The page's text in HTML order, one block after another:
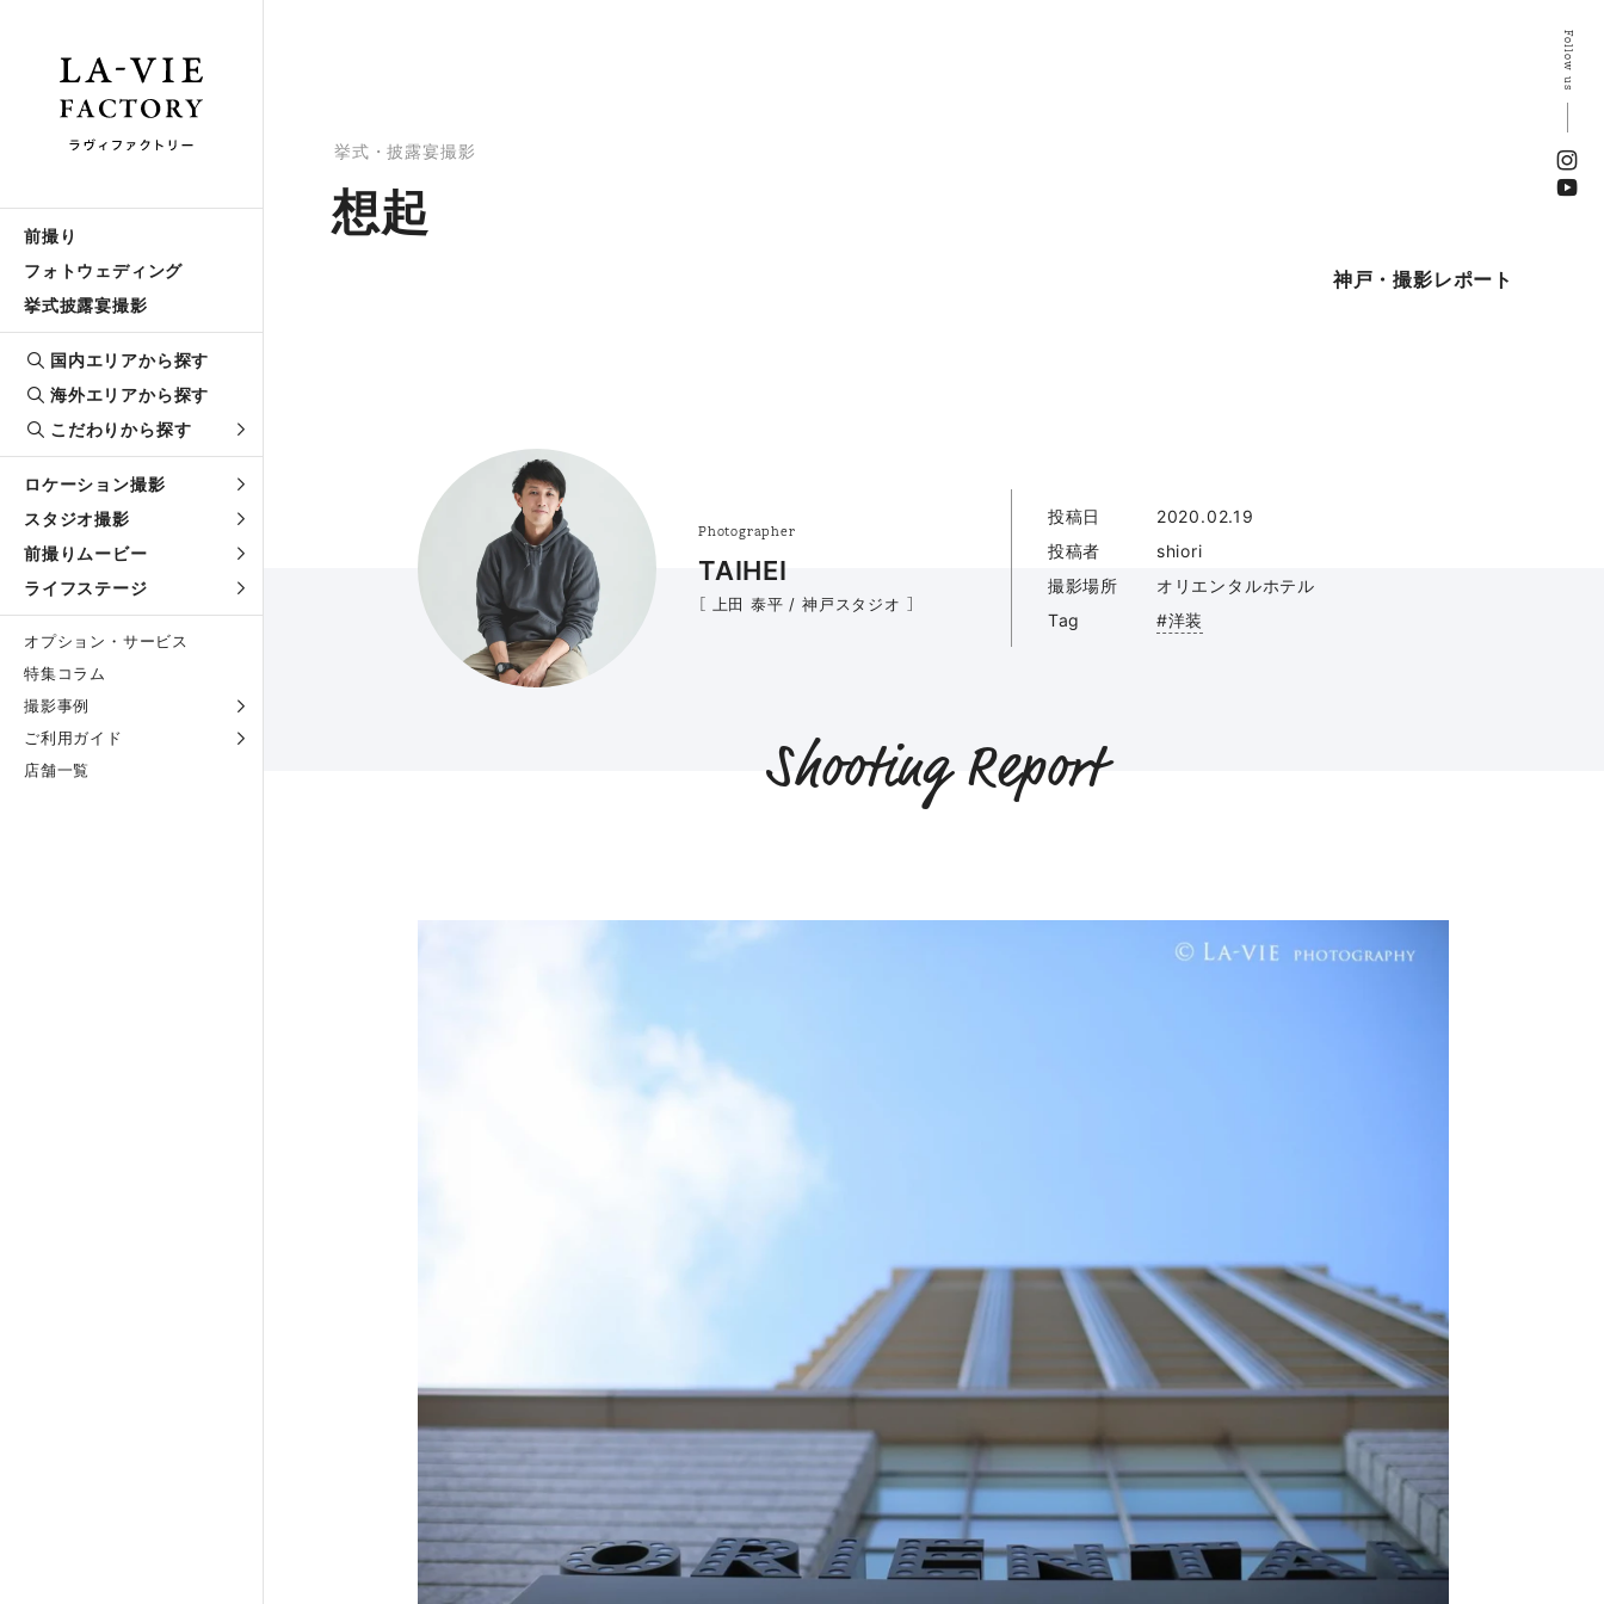
前撮り
フォトウェディング
挙式披露宴撮影
国内エリアから探す
海外エリアから探す
こだわりから探す
ロケーション撮影
スタジオ撮影
前撮りムービー
ライフステージ
オプション・サービス
特集コラム
撮影事例
ご利用ガイド
店舗一覧
挙式・披露宴撮影
想起
神戸・撮影レポート
Follow us
Photographer
TAIHEI
［ 上田 泰平 / 神戸スタジオ ］
投稿日
2020.02.19
投稿者
shiori
撮影場所
オリエンタルホテル
Tag
#洋装
Shooting Report